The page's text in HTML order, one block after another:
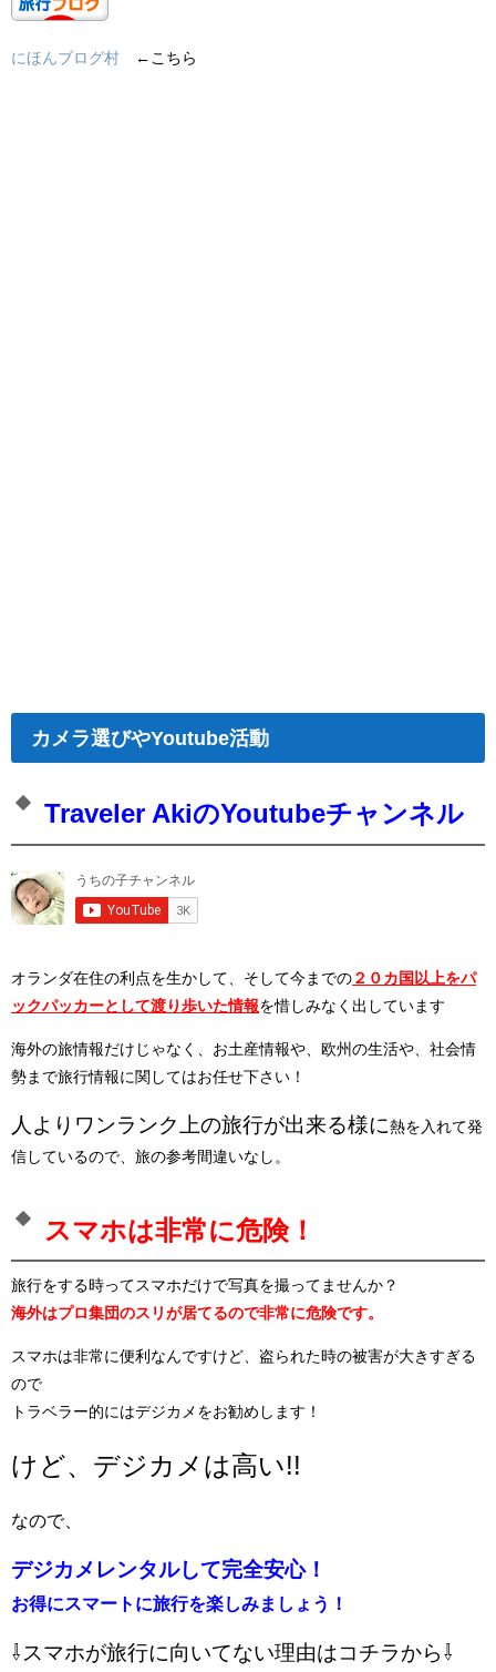
にほんブログ村 ←こちら
カメラ選びやYoutube活動
Traveler AkiのYoutubeチャンネル
オランダ在住の利点を生かして、そして今までの ２０カ国以上をパ
ックパッカーとして渡り歩いた情報を惜しみなく出しています
海外の旅情報だけじゃなく、お土産情報や、欧州の生活や、社会情
勢まで旅行情報に関してはお任せ下さい！
人よりワンランク上の旅行が出来る様に熱を入れて発
信しているので、旅の参考間違いなし。
スマホは非常に危険！
旅行をする時ってスマホだけで写真を撮ってませんか？
海外はプロ集団のスリが居てるので非常に危険です。
スマホは非常に便利なんですけど、盗られた時の被害が大きすぎる
ので
トラベラー的にはデジカメをお勧めします！
けど、デジカメは高い!!
なので、
デジカメレンタルして完全安心！
お得にスマートに旅行を楽しみましょう！
⇩スマホが旅行に向いてない理由はコチラから⇩